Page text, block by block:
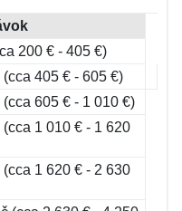
200 € - 405 €)
405 € - 605 €)
605 € - 1 010 €)
1 010 € - 1 620
1 620 € - 2 630